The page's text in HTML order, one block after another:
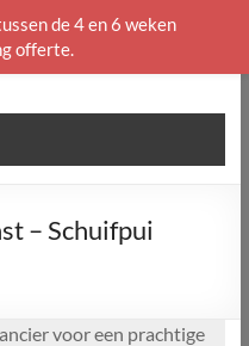
– Schuifpui
voor een prachtige
de 4 en 6 weken
offerte.